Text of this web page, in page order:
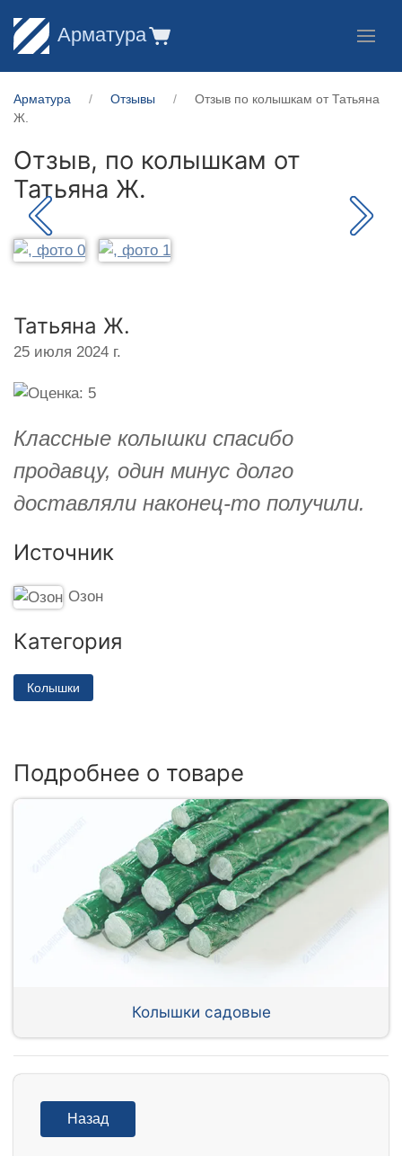
Арматура
Арматура Отзывы
Отзыв по колышкам от Татьяна
Ж.
Отзыв, по колышкам от
Татьяна Ж.
Татьяна Ж.
25 июля 2024 г.
Классные колышки спасибо
продавцу, один минус долго
доставляли наконец-то получили.
Источник
Озон
Категория
Колышки
Подробнее о товаре
Колышки садовые
Назад